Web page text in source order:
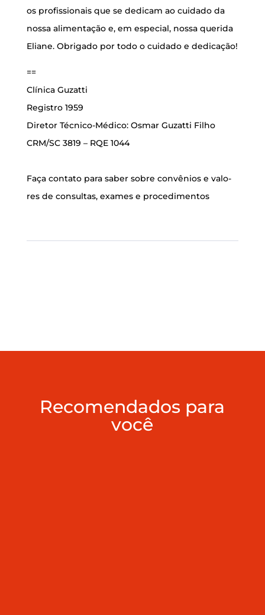
os pro­fis­si­o­nais que se dedi­cam ao cui­da­do da
nos­sa ali­men­ta­ção e, em espe­ci­al, nos­sa que­ri­da
Eli­a­ne. Obri­ga­do por todo o cui­da­do e dedicação!
==
Clí­ni­ca Guzat­ti
Regis­tro 1959
Dire­tor Téc­ni­co-Médi­co: Osmar Guzat­ti Filho
CRM/SC 3819 – RQE 1044
Faça con­ta­to para saber sobre con­vê­ni­os e valo­
res de con­sul­tas, exa­mes e procedimentos
Recomendados para
você